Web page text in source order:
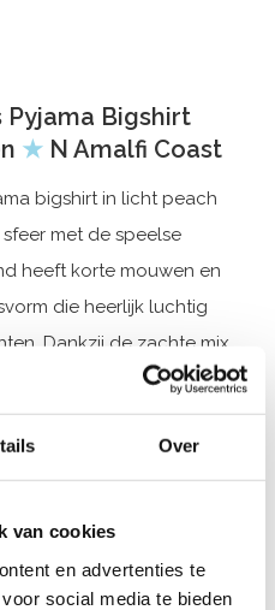
Over
van cookies
en advertenties te
social media te bieden
Pyjama Bigshirt
★ N Amalfi Coast
bigshirt in licht peach
met de speelse
heeft korte mouwen en
die heerlijk luchtig
Dankzij de zachte mix
voelt de stof soepel en
om het lichaam. Dit licht
is perfect om zorgeloos
het uitslapen, loungen